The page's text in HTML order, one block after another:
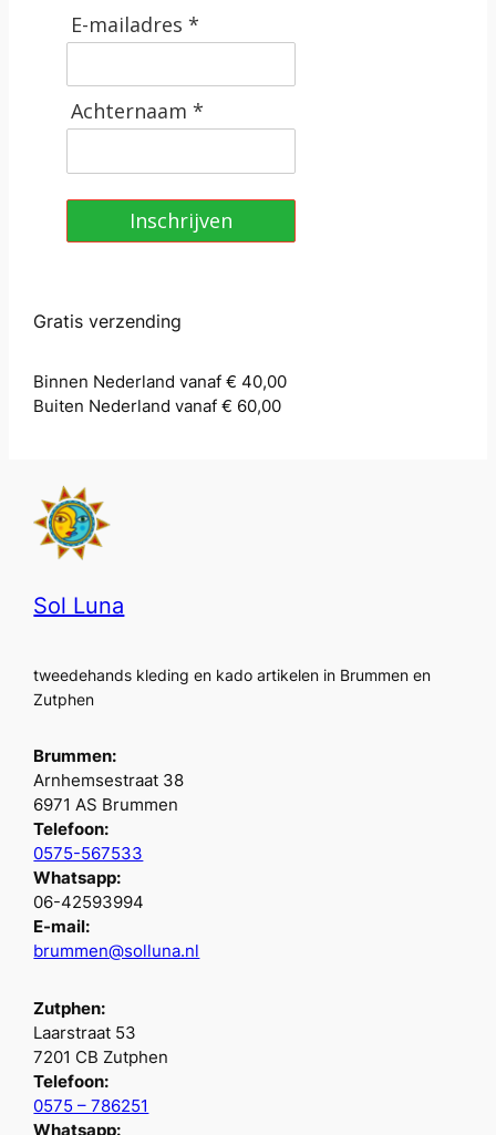
E-mailadres *
Achternaam *
Inschrijven
Gratis verzending
Binnen Nederland vanaf € 40,00
Buiten Nederland vanaf € 60,00
Sol Luna
tweedehands kleding en kado artikelen in Brummen en
Zutphen
Brummen:
Arnhemsestraat 38
6971 AS Brummen
Telefoon:
0575-567533
Whatsapp:
06-42593994
E-mail:
brummen@solluna.nl
Zutphen:
Laarstraat 53
7201 CB Zutphen
Telefoon:
0575 – 786251
Whatsapp: